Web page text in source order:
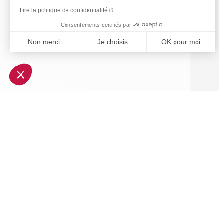
Lire la politique de confidentialité
Consentements certifiés par
Non merci Je choisis OK pour moi
Plateforme de Gestion du Consentement : Personnalisez
Notre plateforme vous permet d'adapter et de gérer vos